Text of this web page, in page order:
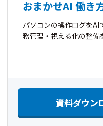
おまかせAI 働き
パソコンの操作ログを
務管理・視える化の整備
資料ダウン